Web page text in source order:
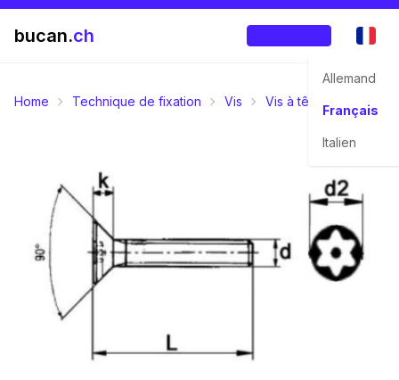
bucan.ch
Allemand
Français
Italien
Home Technique de fixation Vis Vis à tête fraisée